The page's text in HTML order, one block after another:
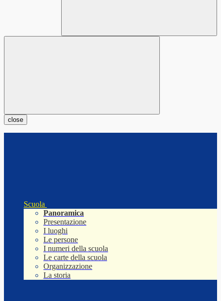
close
Scuola
Panoramica
Presentazione
I luoghi
Le persone
I numeri della scuola
Le carte della scuola
Organizzazione
La storia